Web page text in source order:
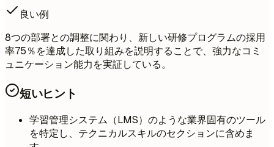
良い例
8つの部署との調整に関わり、新しい研修プログラムの採用
率75％を達成した取り組みを説明することで、強力なコミ
ュニケーション能力を実証している。
短いヒント
学習管理システム（LMS）のような業界固有のツール
を特定し、テクニカルスキルのセクションに含めま